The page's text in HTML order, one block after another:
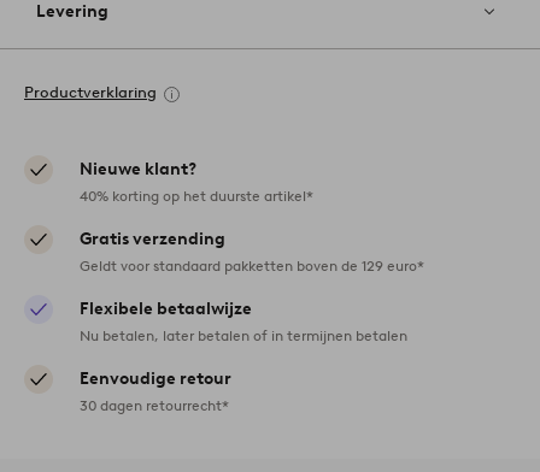
Levering
Productverklaring
Nieuwe klant?
40% korting op het duurste artikel*
Gratis verzending
Geldt voor standaard pakketten boven de 129 euro*
Flexibele betaalwijze
Nu betalen, later betalen of in termijnen betalen
Eenvoudige retour
30 dagen retourrecht*